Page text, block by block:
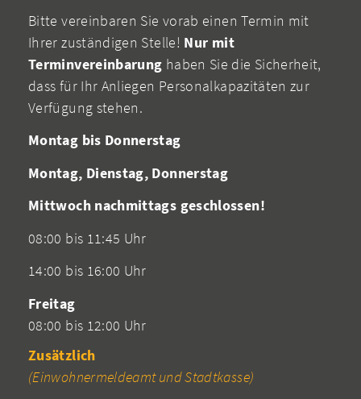
Bitte vereinbaren Sie vorab einen Termin mit
Ihrer zuständigen Stelle! Nur mit
Terminvereinbarung haben Sie die Sicherheit,
dass für Ihr Anliegen Personalkapazitäten zur
Verfügung stehen.
Montag bis Donnerstag
Montag, Dienstag, Donnerstag
Mittwoch nachmittags geschlossen!
08:00 bis 11:45 Uhr
14:00 bis 16:00 Uhr
Freitag
08:00 bis 12:00 Uhr
Zusätzlich
(Einwohnermeldeamt und Stadtkasse)